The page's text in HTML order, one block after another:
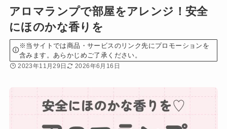
アロマランプで部屋をアレンジ！安全
にほのかな香りを
※当サイトでは商品・サービスのリンク先にプロモーションを
含みます。あらかじめご了承ください。
2023年11月29日 2026年6月16日